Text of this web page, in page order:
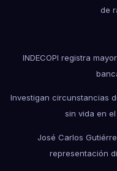
de
INDECOPI registra
Investigan circunstancias
sin vida en
José Carlos
representación